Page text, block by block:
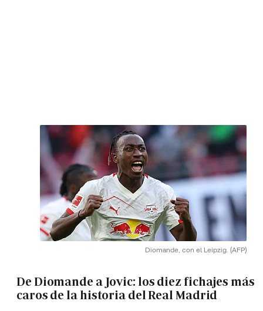
Diomande, con el Leipzig. (AFP)
De Diomande a Jovic: los diez fichajes más
caros de la historia del Real Madrid